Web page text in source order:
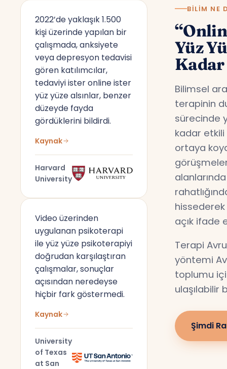
2022’de yaklaşık 1.500
kişi üzerinde yapılan bir
çalışmada, anksiyete
veya depresyon tedavisi
gören katılımcılar,
tedaviyi ister online ister
yüz yüze alsınlar, benzer
düzeyde fayda
gördüklerini bildirdi.
Kaynak
Harvard
University
Video üzerinden
uygulanan psikoterapi
ile yüz yüze psikoterapiyi
doğrudan karşılaştıran
çalışmalar, sonuçlar
açısından neredeyse
hiçbir fark göstermedi.
Kaynak
University
of Texas
at San
BILIM NE
Yüz
Bilimsel
terapinin
sürecinde
kadar
ortaya
açık ifade
Terapi
yöntemi
toplumu
ulaşılabilir
Şimdi